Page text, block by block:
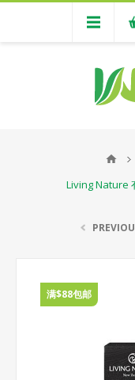
Living Nature
满$88包邮